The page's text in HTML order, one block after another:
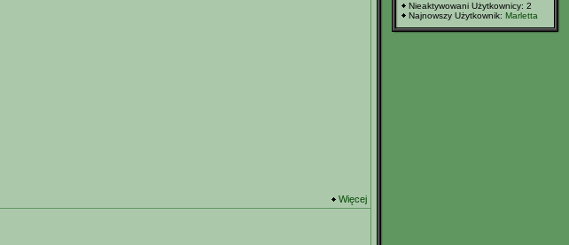
Więcej
Nieaktywowani Użytkownicy: 2
Najnowszy Użytkownik: Marletta